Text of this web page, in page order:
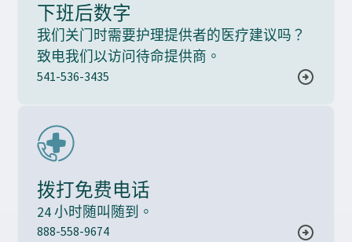
下班后数字
我们关门时需要护理提供者的医疗建议吗？
致电我们以访问待命提供商。
541-536-3435
拨打免费电话
24 小时随叫随到。
888-558-9674